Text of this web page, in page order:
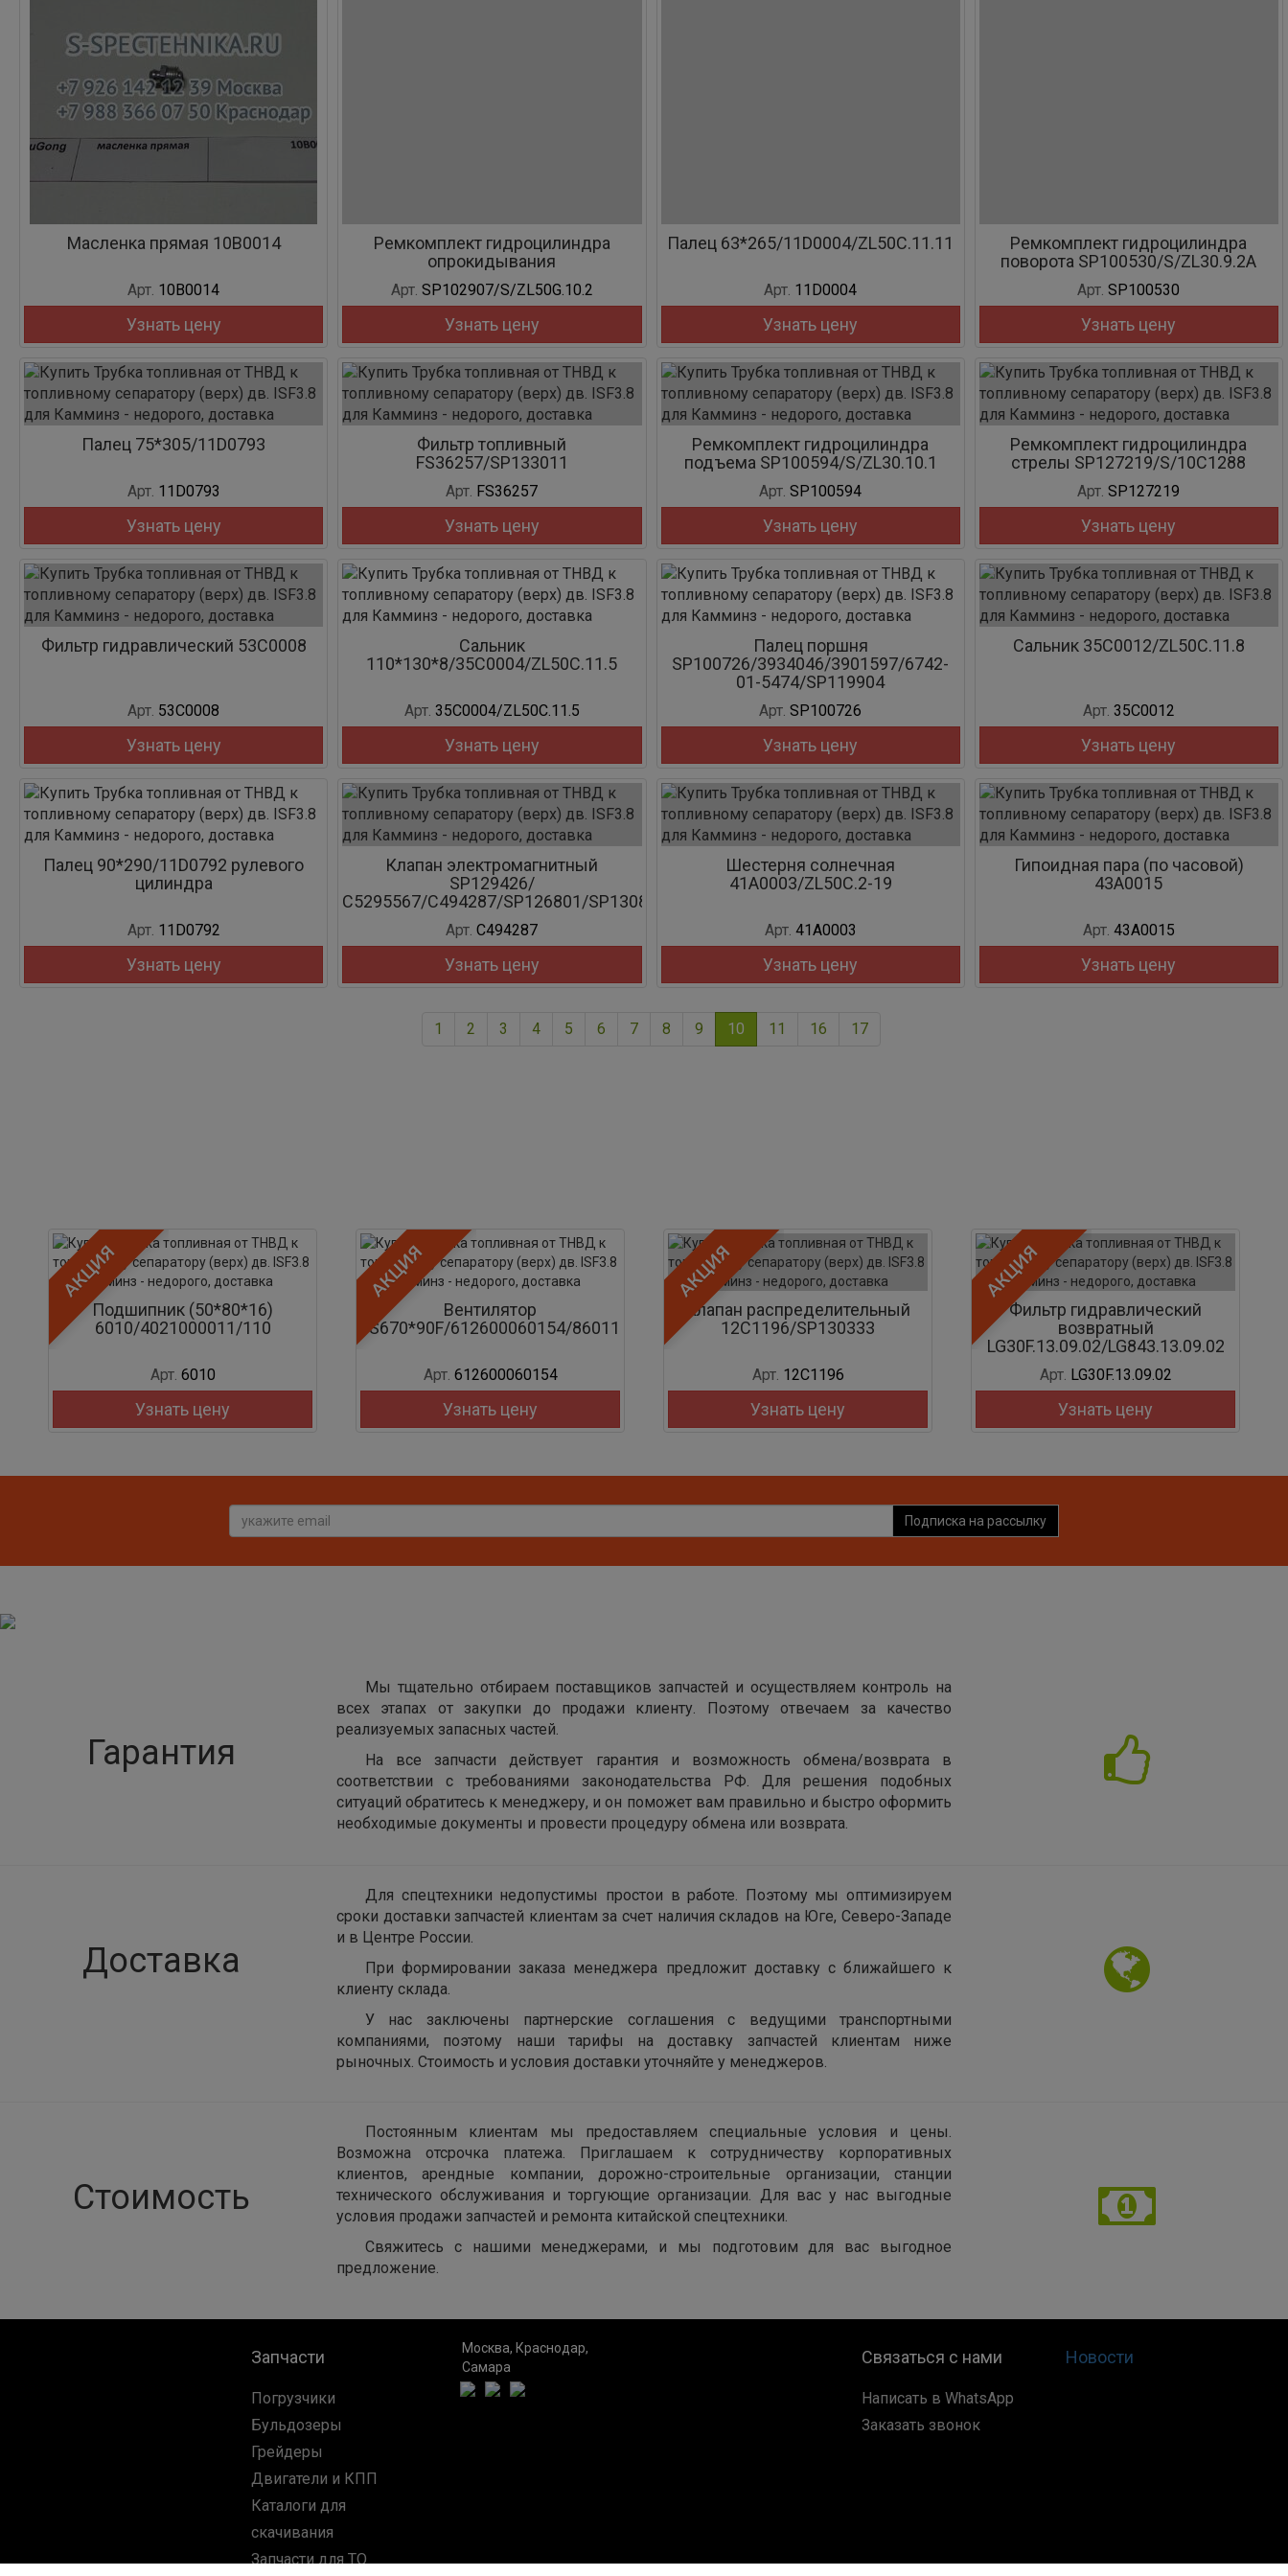
Масленка прямая 10B0014
Арт. 10B0014
Узнать цену
Ремкомплект гидроцилиндра
опрокидывания
Арт. SP102907/S/ZL50G.10.2
Узнать цену
Палец 63*265/11D0004/ZL50C.11.11
Арт. 11D0004
Узнать цену
Ремкомплект гидроцилиндра
поворота SP100530/S/ZL30.9.2A
Арт. SP100530
Узнать цену
Палец 75*305/11D0793
Арт. 11D0793
Узнать цену
Фильтр топливный
FS36257/SP133011
Арт. FS36257
Узнать цену
Ремкомплект гидроцилиндра
подъема SP100594/S/ZL30.10.1
Арт. SP100594
Узнать цену
Ремкомплект гидроцилиндра
стрелы SP127219/S/10C1288
Арт. SP127219
Узнать цену
Фильтр гидравлический 53C0008
Арт. 53C0008
Узнать цену
Сальник
110*130*8/35C0004/ZL50C.11.5
Арт. 35C0004/ZL50C.11.5
Узнать цену
Палец поршня
SP100726/3934046/3901597/6742-
01-5474/SP119904
Арт. SP100726
Узнать цену
Сальник 35C0012/ZL50C.11.8
Арт. 35C0012
Узнать цену
Палец 90*290/11D0792 рулевого
цилиндра
Арт. 11D0792
Узнать цену
Клапан электромагнитный
SP129426/
С5295567/C494287/SP126801/SP130855
Арт. C494287
Узнать цену
Шестерня солнечная
41A0003/ZL50C.2-19
Арт. 41A0003
Узнать цену
Гипоидная пара (по часовой)
43A0015
Арт. 43A0015
Узнать цену
1 2 3 4 5 6 7 8 9 10 11 16 17
(50*80*16)
110
АКЦИЯ
FS670*90F/612600060154/860112081
АКЦИЯ
Клапан распределительный
12C1196/SP130333
АКЦИЯ
Фильтр гидравлический
возвратный
LG30F.13.09.02/LG843.13.09.02
АКЦИЯ
Шестерня 16Y-
Подписка на рассылку
Гарантия
Мы тщательно отбираем поставщиков запчастей и осуществляем контроль на
всех этапах от закупки до продажи клиенту. Поэтому отвечаем за качество
реализуемых запасных частей.
На все запчасти действует гарантия и возможность обмена/возврата в
соответствии с требованиями законодательства РФ. Для решения подобных
ситуаций обратитесь к менеджеру, и он поможет вам правильно и быстро оформить
необходимые документы и провести процедуру обмена или возврата.
Доставка
Для спецтехники недопустимы простои в работе. Поэтому мы оптимизируем
сроки доставки запчастей клиентам за счет наличия складов на Юге, Северо-Западе
и в Центре России.
При формировании заказа менеджера предложит доставку с ближайшего к
клиенту склада.
У нас заключены партнерские соглашения с ведущими транспортными
компаниями, поэтому наши тарифы на доставку запчастей клиентам ниже
рыночных. Стоимость и условия доставки уточняйте у менеджеров.
Стоимость
Постоянным клиентам мы предоставляем специальные условия и цены.
Возможна отсрочка платежа. Приглашаем к сотрудничеству корпоративных
клиентов, арендные компании, дорожно-строительные организации, станции
технического обслуживания и торгующие организации. Для вас у нас выгодные
условия продажи запчастей и ремонта китайской спецтехники.
Свяжитесь с нашими менеджерами, и мы подготовим для вас выгодное
предложение.
Запчасти
Погрузчики
Бульдозеры
Грейдеры
Двигатели и КПП
Каталоги для
скачивания
Запчасти для ТО
Москва, Краснодар,
Самара
Связаться с нами
Написать в WhatsApp
Заказать звонок
Новости